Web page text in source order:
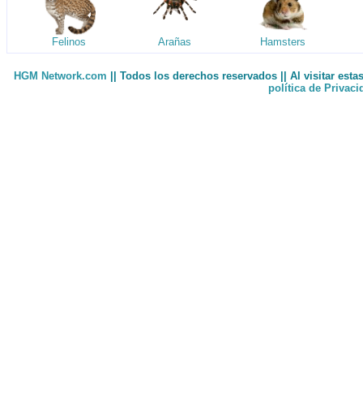
Felinos Arañas Hamsters
HGM Network.com || Todos los derechos reservados || Al visitar
política de